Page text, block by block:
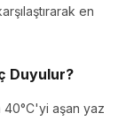
en
Duyulur?
40°C'yi aşan yaz